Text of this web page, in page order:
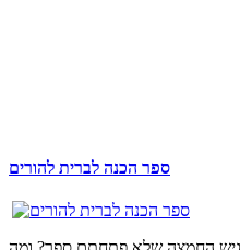
ספר הכנה לברית להורים